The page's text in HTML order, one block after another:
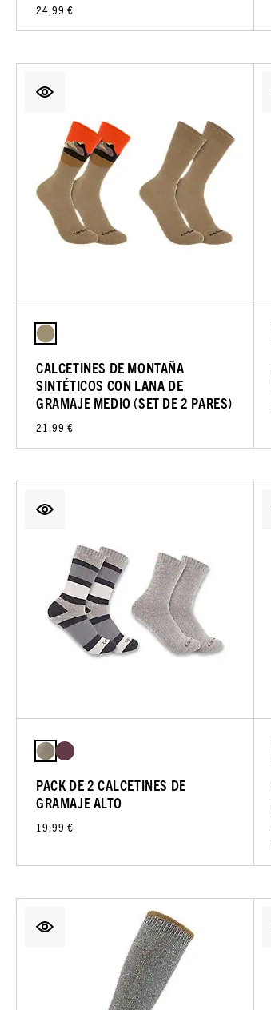
24,99 €
CALCETINES DE MONTAÑA
SINTÉTICOS CON LANA DE
GRAMAJE MEDIO (SET DE 2 PARES)
21,99 €
PACK DE 2 CALCETINES DE
GRAMAJE ALTO
19,99 €